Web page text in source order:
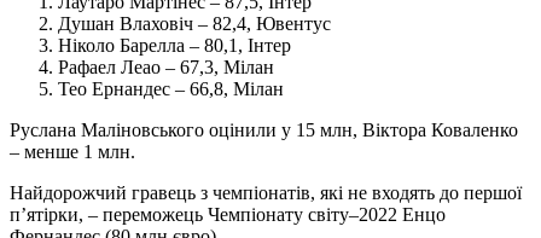
Душан Влаховіч – 82,4, Ювентус
Ніколо Барелла – 80,1, Інтер
Рафаел Леао – 67,3, Мілан
Тео Ернандес – 66,8, Мілан
Руслана Маліновського оцінили у 15 млн, Віктора Коваленко
– менше 1 млн.
Найдорожчий гравець з чемпіонатів, які не входять до першої
п’ятірки, – переможець Чемпіонату світу–2022 Енцо